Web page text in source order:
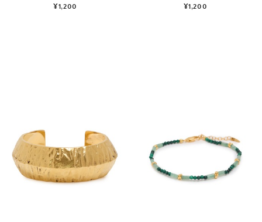
¥1,200
¥1,200